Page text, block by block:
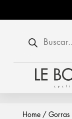
productos
Home/ Gorras